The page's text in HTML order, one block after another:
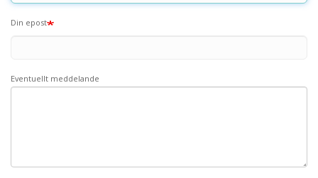
Din epost
Eventuellt meddelande